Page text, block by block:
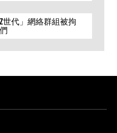
世代」網絡群組被拘